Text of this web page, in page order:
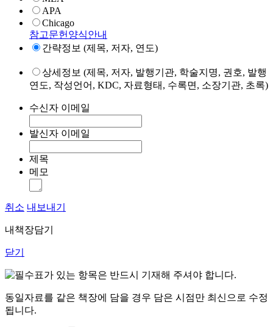
APA
Chicago
참고문헌양식안내
간략정보 (제목, 저자, 연도)
상세정보 (제목, 저자, 발행기관, 학술지명, 권호, 발행
연도, 작성언어, KDC, 자료형태, 수록면, 소장기관, 초록)
수신자 이메일
발신자 이메일
제목
메모
취소 내보내기
내책장담기
닫기
표가 있는 항목은 반드시 기재해 주셔야 합니다.
동일자료를 같은 책장에 담을 경우 담은 시점만 최신으로 수정
됩니다.